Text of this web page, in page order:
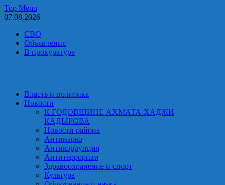
Skip
to
Top Menu
07.08.2026
СВО
Объявления
В прокуратуре
Власть и политика
Новости
К ГОДОВЩИНЕ АХМАТА-ХАДЖИ
КАДЫРОВА
Новости района
Антинарко
Антикоррупция
Антитерроризм
Здравоохранение и спорт
Культура